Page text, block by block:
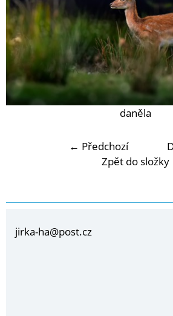
daněla
← Předchozí
Zpět do složky
jirka-ha@post.cz